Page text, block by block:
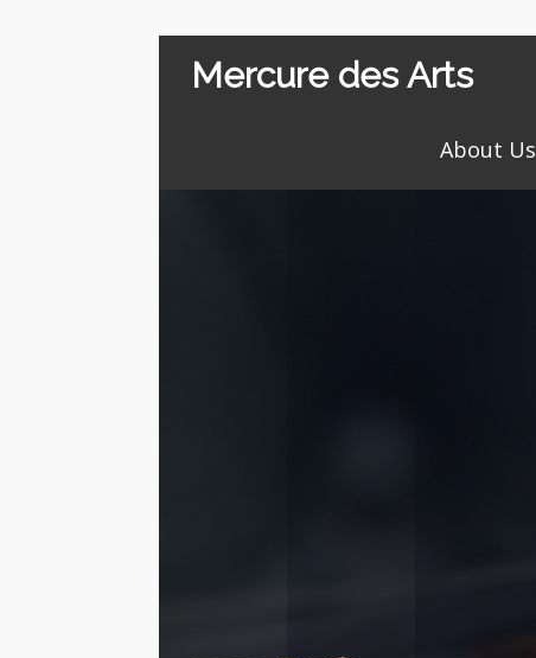
Mercure des Arts
About Us